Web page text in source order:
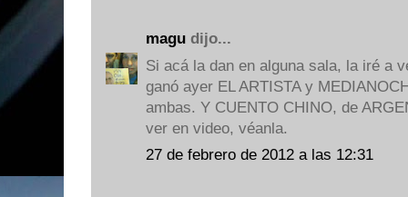
magu dijo...
Si acá la dan en alguna sala, la iré a
ganó ayer EL ARTISTA y
ambas. Y CUENTO CHINO, de
ver en video, véanla.
27 de febrero de 2012 a las 12:31